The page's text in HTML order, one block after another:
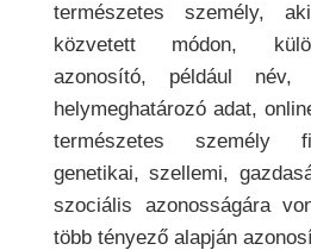
természetes személy,
közvetett módon,
azonosító, például név,
helymeghatározó adat,
természetes személy
genetikai, szellemi,
szociális azonosságára
több tényező alapján